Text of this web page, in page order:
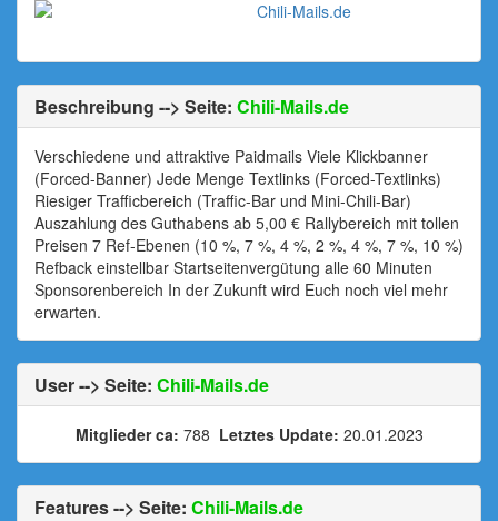
Beschreibung --> Seite: Chili-Mails.de
Verschiedene und attraktive Paidmails Viele Klickbanner
(Forced-Banner) Jede Menge Textlinks (Forced-Textlinks)
Riesiger Trafficbereich (Traffic-Bar und Mini-Chili-Bar)
Auszahlung des Guthabens ab 5,00 € Rallybereich mit tollen
Preisen 7 Ref-Ebenen (10 %, 7 %, 4 %, 2 %, 4 %, 7 %, 10 %)
Refback einstellbar Startseitenvergütung alle 60 Minuten
Sponsorenbereich In der Zukunft wird Euch noch viel mehr
erwarten.
User --> Seite: Chili-Mails.de
Mitglieder ca: 788 Letztes Update: 20.01.2023
Features --> Seite: Chili-Mails.de